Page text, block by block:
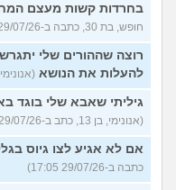
בחרדות קשות מעצם
חופש, בת 30, כתבה ב-29/07/26 17:47)
רוצה שההורים שלי
להעלות את הנושא (אנונימית, בת 23,
גיליתי שאבא שלי בוגד
(אנונימי, בן 13, כתב ב-29/07/26 17:25)
אם לא אגיע לצו גיוס
כתבה ב-29/07/26 17:05)